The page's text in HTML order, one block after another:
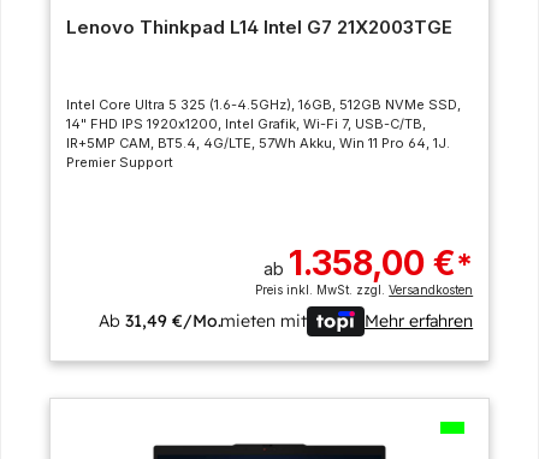
Lenovo Thinkpad L14 Intel G7 21X2003TGE
Intel Core Ultra 5 325 (1.6-4.5GHz), 16GB, 512GB NVMe SSD,
14" FHD IPS 1920x1200, Intel Grafik, Wi-Fi 7, USB-C/TB,
IR+5MP CAM, BT5.4, 4G/LTE, 57Wh Akku, Win 11 Pro 64, 1J.
Premier Support
ab 1.358,00 €*
Preis inkl. MwSt. zzgl.Versandkosten
Ab31,49 €/Mo.mieten mit Mehr erfahren